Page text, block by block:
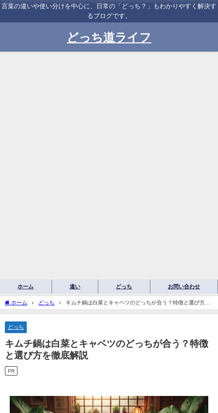
言葉の違いや使い分けを中心に、日常の「どっち？」もわかりやすく解決す
るブログです。
どっち道ライフ
ホーム 違い どっち お問い合わせ
ホーム どっち
キムチ鍋は白菜とキャベツのどっちが合う？特徴と選び方を
徹底解説
どっち
キムチ鍋は白菜とキャベツのどっちが合う？特徴
と選び方を徹底解説
PR